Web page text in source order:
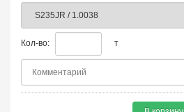
Кол-во: т